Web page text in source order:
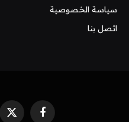
سياسة الخصوصية
اتصل بنا
فيسبوك X